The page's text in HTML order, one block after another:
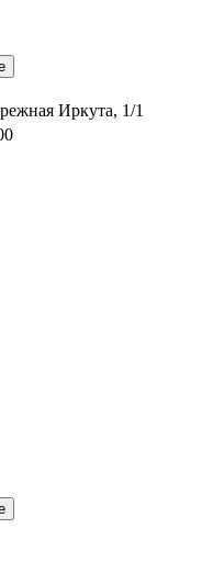
Иркута, 1/1